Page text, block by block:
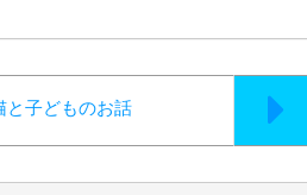
と子どものお話